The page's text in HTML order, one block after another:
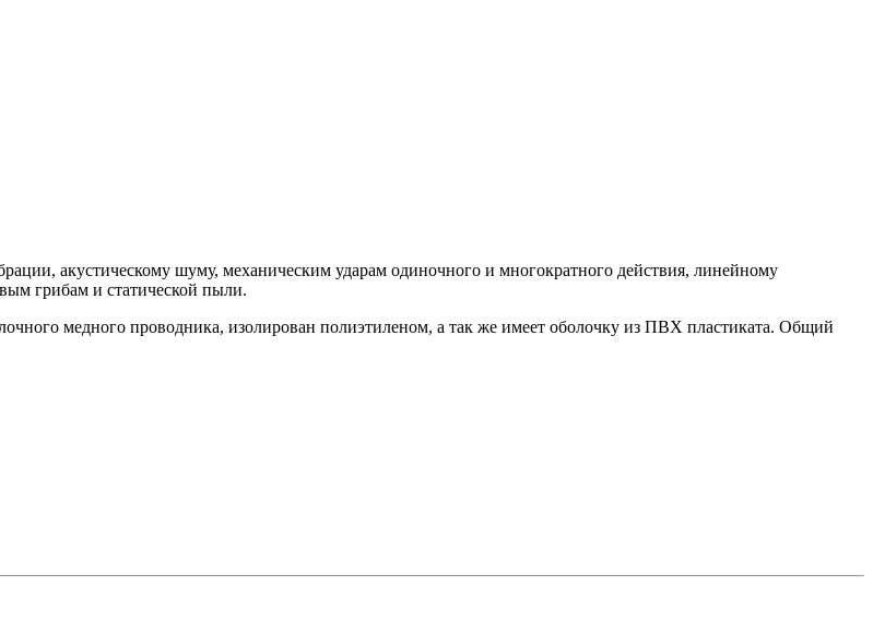
акустическому шуму, механическим ударам одиночного и многократного действия, линейному
грибам и статической пыли.
медного проводника, изолирован полиэтиленом, а так же имеет оболочку из ПВХ пластиката. Общий